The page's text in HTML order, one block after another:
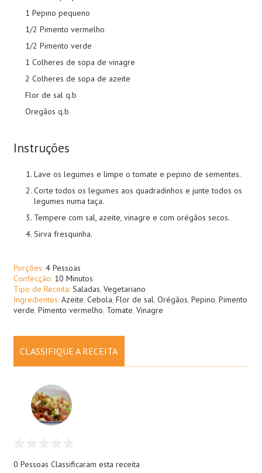
1 Pepino pequeno
1/2 Pimento vermelho
1/2 Pimento verde
1 Colheres de sopa de vinagre
2 Colheres de sopa de azeite
Flor de sal q.b
Oregãos q.b
Instruções
Lave os legumes e limpe o tomate e pepino de sementes.
Corte todos os legumes aos quadradinhos e junte todos os
legumes numa taça.
Tempere com sal, azeite, vinagre e com orégãos secos.
Sirva fresquinha.
Porções: 4 Pessoas
Confecção: 10 Minutos
Tipo de Receita: Saladas, Vegetariano
Ingredientes: Azeite, Cebola, Flor de sal, Orégãos, Pepino, Pimento
verde, Pimento vermelho, Tomate, Vinagre
CLASSIFIQUE A RECEITA
0 Pessoas Classificaram esta receita